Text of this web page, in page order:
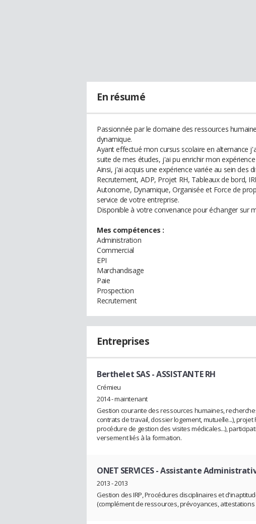
En résumé
Passionnée par le domaine des ressources
dynamique.
Ayant effectué mon cursus scolaire en alternance
suite de mes études, j'ai pu enrichir mon
Ainsi, j'ai acquis une expérience variée au sein des
Recrutement, ADP, Projet RH, Tableaux de bord,
Autonome, Dynamique, Organisée et Force de
service de votre entreprise.
Disponible à votre convenance pour échanger sur
Mes compétences :
Administration
Commercial
EPI
Marchandisage
Paie
Prospection
Recrutement
Entreprises
Berthelet SAS- ASSISTANTE RH
Crémieu
2014 - maintenant
Gestion courante des ressources humaines,
contrats de travail, dossier logement, mutuelle...),
procédure de gestion des visites médicales...),
versement liés à la formation.
ONET SERVICES- Assistante
2013 - 2013
Gestion des IRP, Procédures disciplinaires et
(complément de ressources, prévoyances, attestations